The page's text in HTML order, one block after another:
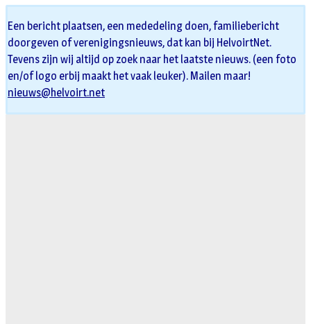
Een bericht plaatsen, een mededeling doen, familiebericht
doorgeven of verenigingsnieuws, dat kan bij HelvoirtNet.
Tevens zijn wij altijd op zoek naar het laatste nieuws. (een foto
en/of logo erbij maakt het vaak leuker). Mailen maar!
nieuws@helvoirt.net